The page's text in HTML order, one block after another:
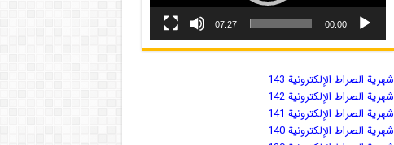
00:00
07:27
شهریة الصراط الإلكترونية 143
شهریة الصراط الإلكترونية 142
شهریة الصراط الإلكترونية 141
شهریة الصراط الإلكترونية 140